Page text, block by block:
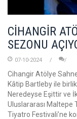
CİHANGİR
SEZONU
07-10-2024
Cihangir Atölye
Kâtip Bartleby ile
Neredeyse Eşittir ve
Uluslararası Maltepe
Tiyatro Festivali’ne